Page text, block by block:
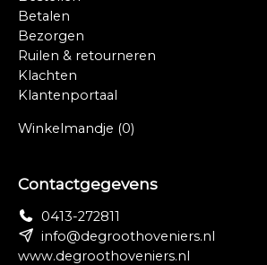
Betalen
Bezorgen
Ruilen & retourneren
Klachten
Klantenportaal
Winkelmandje (0)
Contactgegevens
0413-272811
info@degroothoveniers.nl
www.degroothoveniers.nl